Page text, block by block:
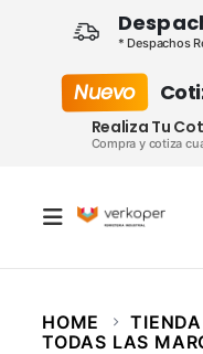
* Despachos
Nuevo
Realiza Tu
Compra y cotiza
HOME
TIENDA
TODAS LAS